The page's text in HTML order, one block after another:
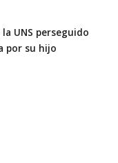
UNS perseguido
por su hijo